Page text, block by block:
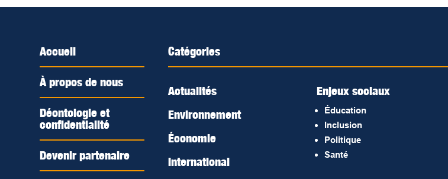
Accueil
À propos de nous
Déontologie et
confidentialité
Devenir partenaire
Catégories
Actualités
Environnement
Économie
International
Enjeux sociaux
Éducation
Inclusion
Politique
Santé